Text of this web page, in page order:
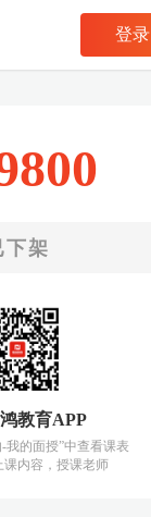
下架
教育APP
我的面授”中查看课表
课内容，授课老师
登录